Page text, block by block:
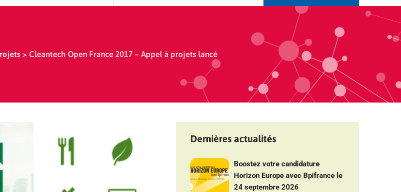
> Cleantech Open France 2017 – Appel à projets lancé
Dernières actualités
Boostez votre candidature
Horizon Europe avec Bpifrance le
24 septembre 2026